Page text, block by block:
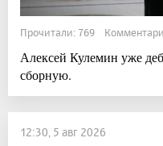
Прочитали: 769
Алексей Кулемин уже
сборную.
12:30, 5 авг 2026